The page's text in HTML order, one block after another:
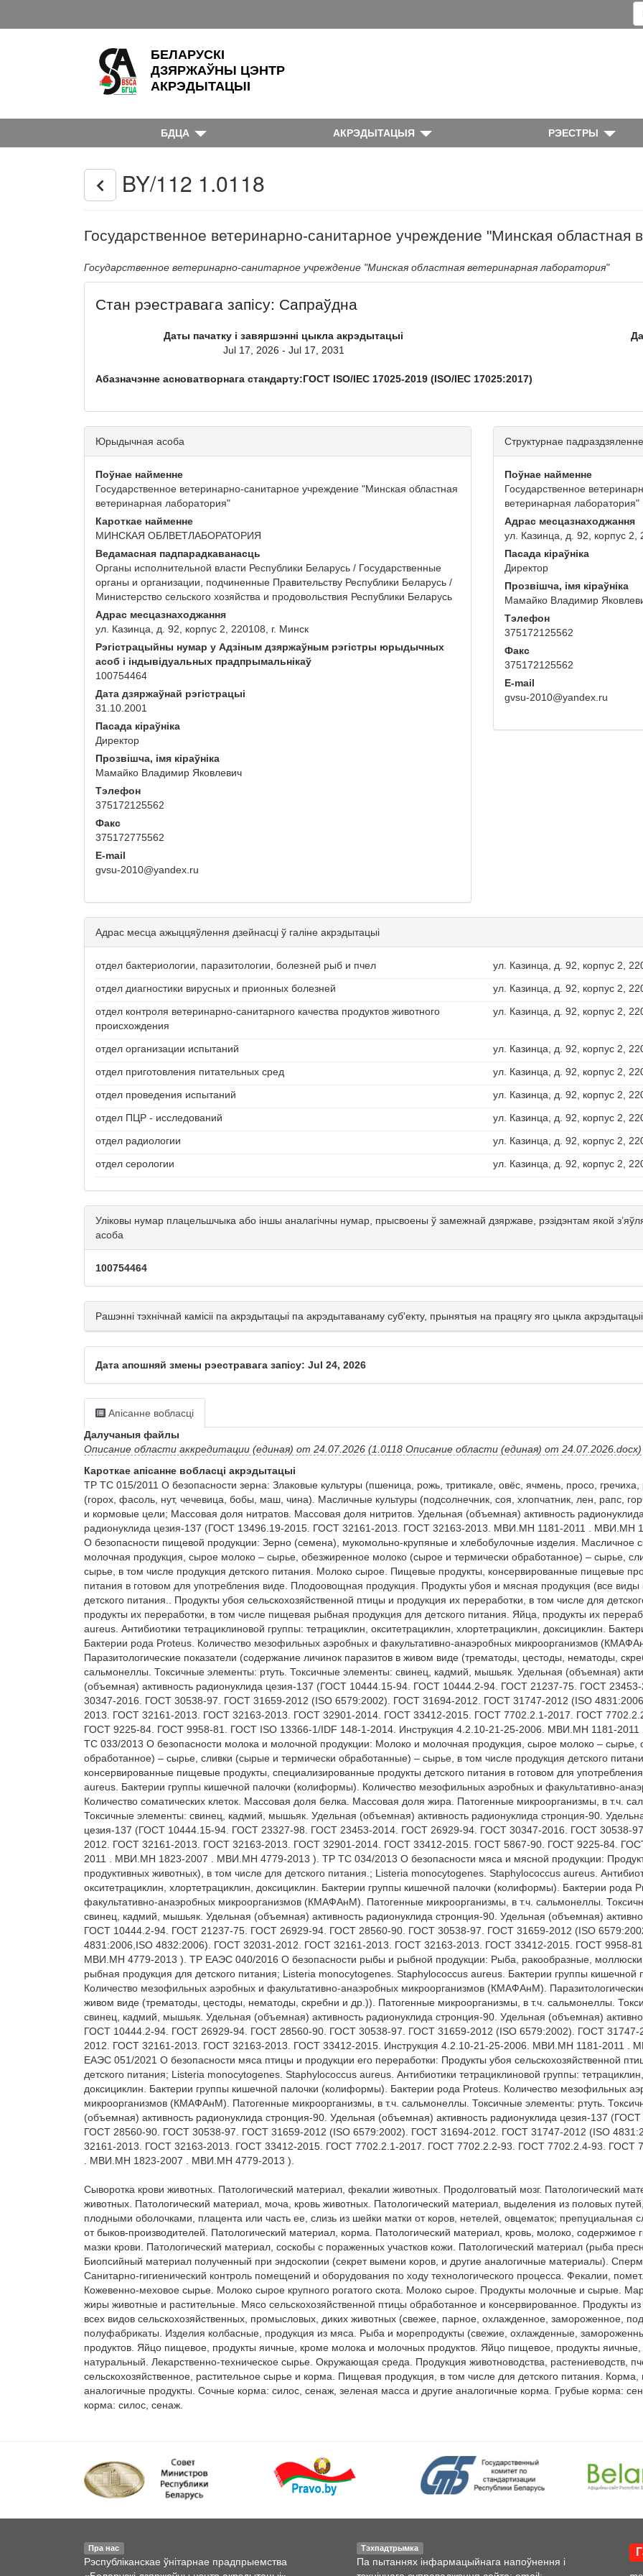
БЕЛАРУСКІ
ДЗЯРЖАЎНЫ ЦЭНТР
АКРЭДЫТАЦЫІ
БДЦА АКРЭДЫТАЦЫЯ РЭЕСТРЫ
BY/112 1.0118
Государственное ветеринарно-санитарное учреждение "Минская областная
Государственное ветеринарно-санитарное учреждение "Минская областная ветеринарная лаборатория"
Стан рэестравага запісу: Сапраўдна
Даты пачатку і завяршэнні цыкла акрэдытацыі
Jul 17, 2026 - Jul 17, 2031
Абазначэнне асноватворнага стандарту:ГОСТ ISO/IEC 17025-2019 (ISO/IEC 17025:2017)
Юрыдычная асоба
Поўнае найменне
Государственное ветеринарно-санитарное учреждение "Минская областная
ветеринарная лаборатория"
Кароткае найменне
МИНСКАЯ ОБЛВЕТЛАБОРАТОРИЯ
Ведамасная падпарадкаванасць
Органы исполнительной власти Республики Беларусь / Государственные
органы и организации, подчиненные Правительству Республики Беларусь /
Министерство сельского хозяйства и продовольствия Республики Беларусь
Адрас месцазнаходжання
ул. Казинца, д. 92, корпус 2, 220108, г. Минск
Рэгістрацыйны нумар у Адзіным дзяржаўным рэгістры юрыдычных
асоб і індывідуальных прадпрымальнікаў
100754464
Дата дзяржаўнай рэгістрацыі
31.10.2001
Пасада кіраўніка
Директор
Прозвішча, імя кіраўніка
Мамайко Владимир Яковлевич
Тэлефон
375172125562
Факс
375172775562
E-mail
gvsu-2010@yandex.ru
Структурнае
Поўнае найменне
Государственное
ветеринарная лаборатория"
Адрас месцазнаходжання
ул. Казинца, д. 92, корпус 2,
Пасада кіраўніка
Директор
Прозвішча, імя кіраўніка
Мамайко Владимир
Тэлефон
375172125562
Факс
375172125562
E-mail
gvsu-2010@yandex.ru
Адрас месца ажыццяўлення дзейнасці ў галіне акрэдытацыі
отдел бактериологии, паразитологии, болезней рыб и пчел
ул. Казинца, д. 92, корпус 2,
отдел диагностики вирусных и прионных болезней
ул. Казинца, д. 92, корпус 2,
отдел контроля ветеринарно-санитарного качества продуктов животного
происхождения
ул. Казинца, д. 92, корпус 2,
отдел организации испытаний
ул. Казинца, д. 92, корпус 2,
отдел приготовления питательных сред
ул. Казинца, д. 92, корпус 2,
отдел проведения испытаний
ул. Казинца, д. 92, корпус 2,
отдел ПЦР - исследований
ул. Казинца, д. 92, корпус 2,
отдел радиологии
ул. Казинца, д. 92, корпус 2,
отдел серологии
ул. Казинца, д. 92, корпус 2,
Уліковы нумар плацельшчыка або іншы аналагічны нумар, прысвоены ў замежнай дзяржаве, рэзідэнтам якой
асоба
100754464
Рашэнні тэхнічнай камісіі па акрэдытацыі па акрэдытаванаму суб'екту, прынятыя на працягу яго цыкла
Дата апошняй змены рэестравага запісу: Jul 24, 2026
Апісанне вобласці
Далучаныя файлы
Описание области аккредитации (единая) от 24.07.2026 (1.0118 Описание области (единая) от 24.07.2026.docx)
Кароткае апісанне вобласці акрэдытацыі
ТР ТС 015/2011 О безопасности зерна: Злаковые культуры (пшеница, рожь, тритикале, овёс, ячмень, просо, гречиха,
(горох, фасоль, нут, чечевица, бобы, маш, чина). Масличные культуры (подсолнечник, соя, хлопчатник, лен, рапс,
и кормовые цели; Массовая доля нитратов. Массовая доля нитритов. Удельная (объемная) активность
радионуклида цезия-137 (ГОСТ 13496.19-2015. ГОСТ 32161-2013. ГОСТ 32163-2013. МВИ.МН 1181-2011 .
О безопасности пищевой продукции: Зерно (семена), мукомольно-крупяные и хлебобулочные изделия.
молочная продукция, сырое молоко – сырье, обезжиренное молоко (сырое и термически обработанное) – сырье,
сырье, в том числе продукция детского питания. Молоко сырое. Пищевые продукты, консервированные пищевые
питания в готовом для употребления виде. Плодоовощная продукция. Продукты убоя и мясная продукция (все
детского питания.. Продукты убоя сельскохозяйственной птицы и продукция их переработки, в том числе для
продукты их переработки, в том числе пищевая рыбная продукция для детского питания. Яйца, продукты их
aureus. Антибиотики тетрациклиновой группы: тетрациклин, окситетрациклин, хлортетрациклин, доксициклин.
Бактерии рода Proteus. Количество мезофильных аэробных и факультативно-анаэробных микроорганизмов
Паразитологические показатели (содержание личинок паразитов в живом виде (трематоды, цестоды, нематоды,
сальмонеллы. Токсичные элементы: ртуть. Токсичные элементы: свинец, кадмий, мышьяк. Удельная (объемная)
(объемная) активность радионуклида цезия-137 (ГОСТ 10444.15-94. ГОСТ 10444.2-94. ГОСТ 21237-75. ГОСТ
30347-2016. ГОСТ 30538-97. ГОСТ 31659-2012 (ISO 6579:2002). ГОСТ 31694-2012. ГОСТ 31747-2012 (ISO
2013. ГОСТ 32161-2013. ГОСТ 32163-2013. ГОСТ 32901-2014. ГОСТ 33412-2015. ГОСТ 7702.2.1-2017. ГОСТ
ГОСТ 9225-84. ГОСТ 9958-81. ГОСТ ISO 13366-1/IDF 148-1-2014. Инструкция 4.2.10-21-25-2006. МВИ.МН 1181-
ТС 033/2013 О безопасности молока и молочной продукции: Молоко и молочная продукция, сырое молоко – сырье,
обработанное) – сырье, сливки (сырые и термически обработанные) – сырье, в том числе продукция детского
консервированные пищевые продукты, специализированные продукты детского питания в готовом для
aureus. Бактерии группы кишечной палочки (колиформы). Количество мезофильных аэробных и факультативно-
Количество соматических клеток. Массовая доля белка. Массовая доля жира. Патогенные микроорганизмы, в т.ч.
Токсичные элементы: свинец, кадмий, мышьяк. Удельная (объемная) активность радионуклида стронция-90.
цезия-137 (ГОСТ 10444.15-94. ГОСТ 23327-98. ГОСТ 23453-2014. ГОСТ 26929-94. ГОСТ 30347-2016. ГОСТ 30538-
2012. ГОСТ 32161-2013. ГОСТ 32163-2013. ГОСТ 32901-2014. ГОСТ 33412-2015. ГОСТ 5867-90. ГОСТ 9225-84.
2011 . МВИ.МН 1823-2007 . МВИ.МН 4779-2013 ). ТР ТС 034/2013 О безопасности мяса и мясной продукции:
продуктивных животных), в том числе для детского питания.; Listeria monocytogenes. Staphylococcus aureus.
окситетрациклин, хлортетрациклин, доксициклин. Бактерии группы кишечной палочки (колиформы). Бактерии
факультативно-анаэробных микроорганизмов (КМАФАнМ). Патогенные микроорганизмы, в т.ч. сальмонеллы.
свинец, кадмий, мышьяк. Удельная (объемная) активность радионуклида стронция-90. Удельная (объемная)
ГОСТ 10444.2-94. ГОСТ 21237-75. ГОСТ 26929-94. ГОСТ 28560-90. ГОСТ 30538-97. ГОСТ 31659-2012 (ISO
4831:2006,ISO 4832:2006). ГОСТ 32031-2012. ГОСТ 32161-2013. ГОСТ 32163-2013. ГОСТ 33412-2015. ГОСТ
МВИ.МН 4779-2013 ). ТР ЕАЭС 040/2016 О безопасности рыбы и рыбной продукции: Рыба, ракообразные, моллюски
рыбная продукция для детского питания; Listeria monocytogenes. Staphylococcus aureus. Бактерии группы
Количество мезофильных аэробных и факультативно-анаэробных микроорганизмов (КМАФАнМ).
живом виде (трематоды, цестоды, нематоды, скребни и др.)). Патогенные микроорганизмы, в т.ч. сальмонеллы.
свинец, кадмий, мышьяк. Удельная (объемная) активность радионуклида стронция-90. Удельная (объемная)
ГОСТ 10444.2-94. ГОСТ 26929-94. ГОСТ 28560-90. ГОСТ 30538-97. ГОСТ 31659-2012 (ISO 6579:2002). ГОСТ 31747-
2012. ГОСТ 32161-2013. ГОСТ 32163-2013. ГОСТ 33412-2015. Инструкция 4.2.10-21-25-2006. МВИ.МН 1181-2011
ЕАЭС 051/2021 О безопасности мяса птицы и продукции его переработки: Продукты убоя сельскохозяйственной
детского питания; Listeria monocytogenes. Staphylococcus aureus. Антибиотики тетрациклиновой группы:
доксициклин. Бактерии группы кишечной палочки (колиформы). Бактерии рода Proteus. Количество мезофильных
микроорганизмов (КМАФАнМ). Патогенные микроорганизмы, в т.ч. сальмонеллы. Токсичные элементы: ртуть.
(объемная) активность радионуклида стронция-90. Удельная (объемная) активность радионуклида цезия-137
ГОСТ 28560-90. ГОСТ 30538-97. ГОСТ 31659-2012 (ISO 6579:2002). ГОСТ 31694-2012. ГОСТ 31747-2012 (ISO
32161-2013. ГОСТ 32163-2013. ГОСТ 33412-2015. ГОСТ 7702.2.1-2017. ГОСТ 7702.2.2-93. ГОСТ 7702.2.4-93.
. МВИ.МН 1823-2007 . МВИ.МН 4779-2013 ).
Сыворотка крови животных. Патологический материал, фекалии животных. Продолговатый мозг. Патологический
животных. Патологический материал, моча, кровь животных. Патологический материал, выделения из половых
плодными оболочками, плацента или часть ее, слизь из шейки матки от коров, нетелей, овцематок; препуциальная
от быков-производителей. Патологический материал, корма. Патологический материал, кровь, молоко, содержимое
мазки крови. Патологический материал, соскобы с пораженных участков кожи. Патологический материал (рыба
Биопсийный материал полученный при эндоскопии (секрет вымени коров, и другие аналогичные материалы).
Санитарно-гигиенический контроль помещений и оборудования по ходу технологического процесса. Фекалии,
Кожевенно-меховое сырье. Молоко сырое крупного рогатого скота. Молоко сырое. Продукты молочные и сырые.
жиры животные и растительные. Мясо сельскохозяйственной птицы обработанное и консервированное. Продукты
всех видов сельскохозяйственных, промысловых, диких животных (свежее, парное, охлажденное, замороженное,
полуфабрикаты. Изделия колбасные, продукция из мяса. Рыба и морепродукты (свежие, охлажденные,
продуктов. Яйцо пищевое, продукты яичные, кроме молока и молочных продуктов. Яйцо пищевое, продукты
натуральный. Лекарственно-техническое сырье. Окружающая среда. Продукция животноводства, растениеводств,
сельскохозяйственное, растительное сырье и корма. Пищевая продукция, в том числе для детского питания.
аналогичные продукты. Сочные корма: силос, сенаж, зеленая масса и другие аналогичные корма. Грубые корма:
корма: силос, сенаж.
Пра нас
Рэспубліканскае ўнітарнае прадпрыемства
Тэхпадтрымка
Па пытаннях інфармацыйнага напоўнення і